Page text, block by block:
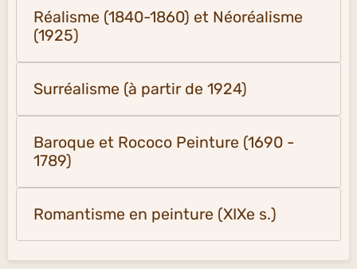
Réalisme (1840-1860) et Néoréalisme
(1925)
Surréalisme (à partir de 1924)
Baroque et Rococo Peinture (1690 -
1789)
Romantisme en peinture (XIXe s.)